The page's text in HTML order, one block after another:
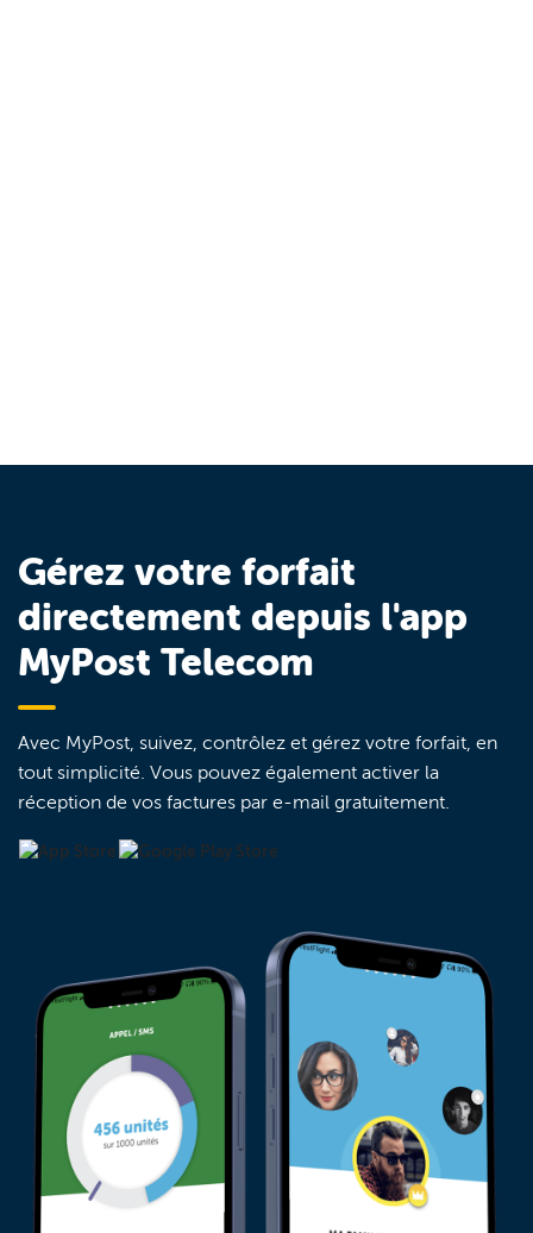
Gérez votre forfait
directement depuis l'app
MyPost Telecom
Avec MyPost, suivez, contrôlez et gérez votre forfait, en
tout simplicité. Vous pouvez également activer la
réception de vos factures par e-mail gratuitement.